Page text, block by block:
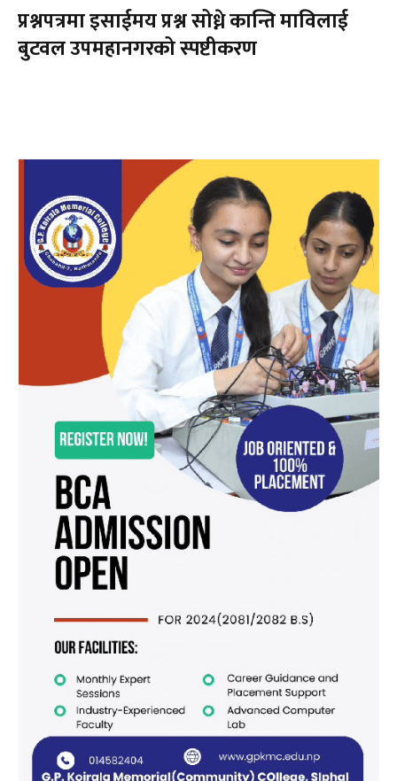
प्रश्नपत्रमा इसाईमय प्रश्न सोध्ने कान्ति माविलाई
बुटवल उपमहानगरको स्पष्टीकरण